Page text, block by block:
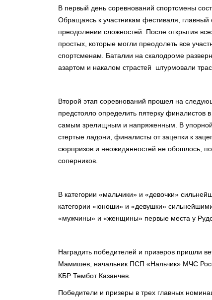
В первый день соревнований спортсмены
Обращаясь к участникам фестиваля,
преодолении сложностей. После открытия
простых, которые могли преодолеть все
спортсменам. Баталии на скалодроме
азартом и накалом страстей штурмовали
Второй этап соревнований прошел на
предстояло определить пятерку финалистов
самым зрелищным и напряженным. В
стертые ладони, финалисты от зацепки к
сюрпризов и неожиданностей не обошлось,
соперников.
В категории «мальчики» и «девочки»
категории «юноши» и «девушки»
«мужчины» и «женщины» первые места у
Наградить победителей и призеров пришли
Мамишев, начальник ПСП «Нальчик» МЧС
КБР Тембот Казанчев.
Победители и призеры в трех главных